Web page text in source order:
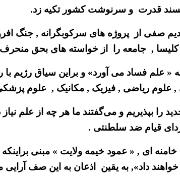
مسند قدرت و سرنوشت کشور تکیه زد.
صفی از پروژه های سرکوبگرانه , جنگ
کلیسا , جامعه را از خواسته های بحق
که « علم فساد می آورد» و براین سیاق
, علوم ریاضی , فیزیک , مکانیک , علوم
را بپذیریم و می‌گفتند ما هر چه از علم
قیام ضد سلطنتی .
ای , « عمود خیمه ولایت » مبنی
داد», به یقین اذعان به این صف